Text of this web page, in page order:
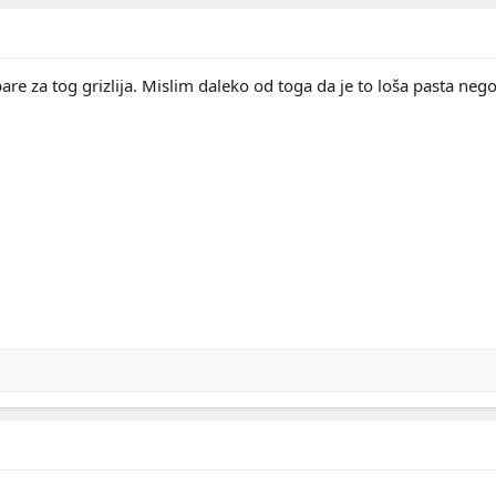
za tog grizlija. Mislim daleko od toga da je to loša pasta